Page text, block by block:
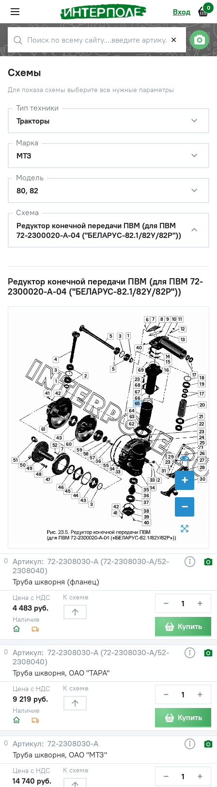
Вход 0
✕
Схемы
Для показа схемы выберите все нужные параметры
Тип техники
Тракторы
Марка
МТЗ
Модель
80, 82
Схема
Редуктор конечной передачи ПВМ (для ПВМ
72-2300020-А-04 ("БЕЛАРУС-82.1/82У/82Р"))
Редуктор конечной передачи ПВМ (для ПВМ 72-
2300020-А-04 ("БЕЛАРУС-82.1/82У/82Р"))
+
−
1
1
2
3
3
3
4
5
5
6
7
7 8 9 10 11
12
13
14
15
16
17
17
18
19
20
21
22
23
23
23
24
25
26
27
28
29
30
31
32
33
34
35
36
37
38
39
40
40
41
41
42
42
43
43
44
45
46
47
48
49
50
51
52
53
54
55
56
57
58
59
60
61
62
63
64
65
66
67
68
69
0
72-2308030-А (72-2308030-А/52-
2308040)
Труба шкворня (фланец)
Наличие
Цена с НДС
4 483 руб.
К схеме − +
Купить
0
72-2308030-А (72-2308030-А/52-
2308040)
Труба шкворня, ОАО "ТАРА"
Наличие
Цена с НДС
9 219 руб.
К схеме − +
Купить
0
72-2308030-А
Труба шкворня, ОАО "МТЗ"
Цена с НДС
14 740 руб.
К схеме − +